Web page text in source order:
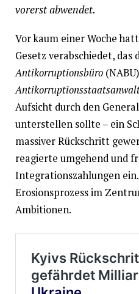
vorerst abwendet.
Vor kaum einer Woche
Gesetz verabschiedet, das
Antikorruptionsbüro
Aufsicht durch den
unterstellen sollte – ein
massiver Rückschritt
reagierte umgehend und
Integrationszahlungen
Erosionsprozess im
Ambitionen.